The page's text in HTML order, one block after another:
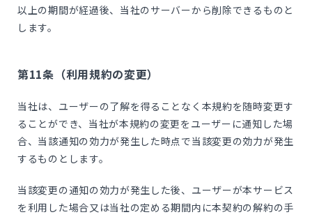
以上の期間が経過後、当社のサーバーから削除できるものと
します。
第11条（利用規約の変更）
当社は、ユーザーの了解を得ることなく本規約を随時変更す
ることができ、当社が本規約の変更をユーザーに通知した場
合、当該通知の効力が発生した時点で当該変更の効力が発生
するものとします。
当該変更の通知の効力が発生した後、ユーザーが本サービス
を利用した場合又は当社の定める期間内に本契約の解約の手